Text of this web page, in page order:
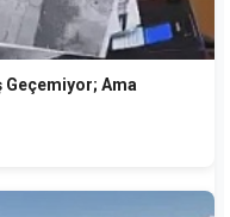
Geçemiyor; Ama